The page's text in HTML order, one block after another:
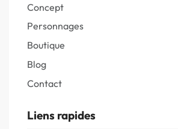
Concept
Personnages
Boutique
Blog
Contact
Liens rapides